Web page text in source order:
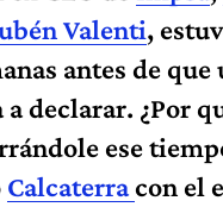
Valenti,
antes de que
a declarar. ¿Por
ese
Calcaterracon el